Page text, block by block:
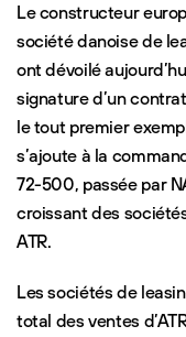
Le constructeur
société danoise de
ont dévoilé
signature d’un
le tout premier
s’ajoute à la
72-500, passée par
croissant des
ATR.
Les sociétés de
total des ventes